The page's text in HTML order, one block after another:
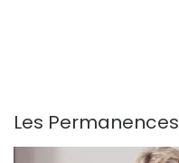
Les Permanences